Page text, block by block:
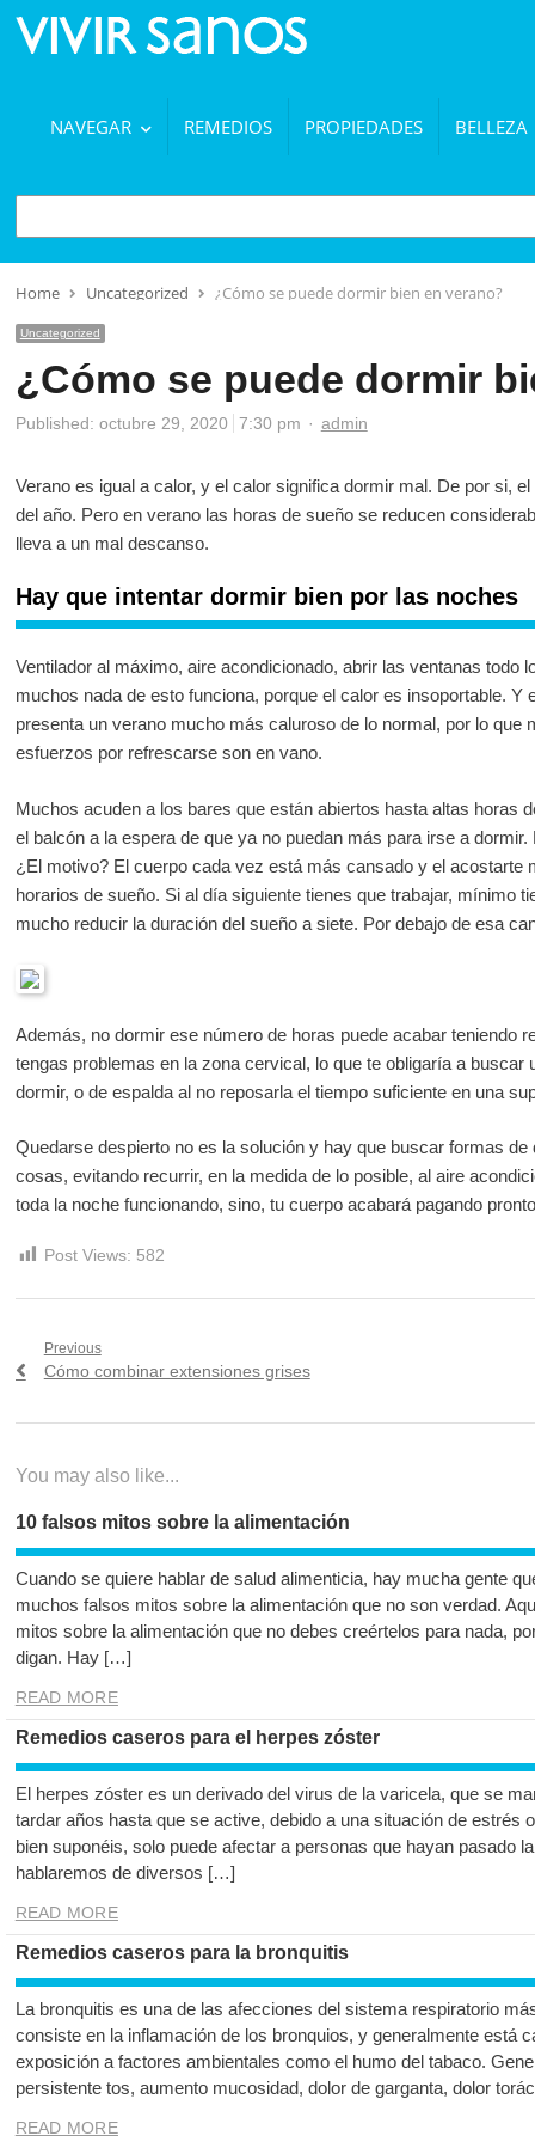
NAVEGAR REMEDIOS PROPIEDADES BELLEZA
BUSCAR
Home Uncategorized ¿Cómo se puede dormir bien en verano?
Uncategorized
¿Cómo se puede dormir
Published: octubre 29, 2020 7:30 pm Author
admin
Verano es igual a calor, y el calor significa dormir mal. De por si,
del año. Pero en verano las horas de sueño se reducen
lleva a un mal descanso.
Hay que intentar dormir bien por las noches
Ventilador al máximo, aire acondicionado, abrir las ventanas todo
muchos nada de esto funciona, porque el calor es insoportable. Y
presenta un verano mucho más caluroso de lo normal, por lo que
esfuerzos por refrescarse son en vano.
Muchos acuden a los bares que están abiertos hasta altas horas
el balcón a la espera de que ya no puedan más para irse a
¿El motivo? El cuerpo cada vez está más cansado y el acostarte
horarios de sueño. Si al día siguiente tienes que trabajar, mínimo
mucho reducir la duración del sueño a siete. Por debajo de esa
Además, no dormir ese número de horas puede acabar teniendo
tengas problemas en la zona cervical, lo que te obligaría a buscar
dormir, o de espalda al no reposarla el tiempo suficiente en una
Quedarse despierto no es la solución y hay que buscar formas
cosas, evitando recurrir, en la medida de lo posible, al aire
toda la noche funcionando, sino, tu cuerpo acabará pagando
Post Views: 582
Navegación
Previous
Previous
Cómo combinar extensiones grises
You may also like...
10 falsos mitos sobre la alimentación
Cuando se quiere hablar de salud alimenticia, hay mucha gente
muchos falsos mitos sobre la alimentación que no son verdad.
mitos sobre la alimentación que no debes creértelos para nada,
digan. Hay […]
READ MORE
Remedios caseros para el herpes zóster
El herpes zóster es un derivado del virus de la varicela, que se
tardar años hasta que se active, debido a una situación de estrés
bien suponéis, solo puede afectar a personas que hayan pasado
hablaremos de diversos […]
READ MORE
Remedios caseros para la bronquitis
La bronquitis es una de las afecciones del sistema respiratorio
consiste en la inflamación de los bronquios, y generalmente está
exposición a factores ambientales como el humo del tabaco.
persistente tos, aumento mucosidad, dolor de garganta, dolor
READ MORE